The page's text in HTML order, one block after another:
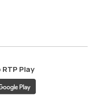
RTP Play